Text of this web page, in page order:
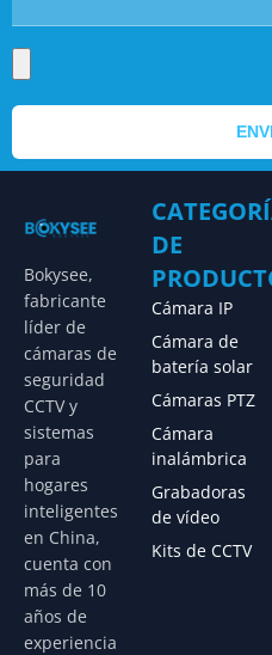
Bokysee,
fabricante
líder de
cámaras de
seguridad
CCTV y
sistemas
para
hogares
inteligentes
en China,
cuenta con
más de 10
años de
experiencia
DE
Cámara IP
Cámara de
batería solar
Cámaras PTZ
Cámara
inalámbrica
Grabadoras
de vídeo
Kits de CCTV